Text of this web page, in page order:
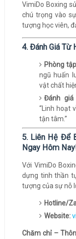
VimiDo Boxing
chú trọng vào
tượng học viên,
4. Đánh Giá Từ
Phòng
ngũ huấn
vật chất
Đánh giá
“Linh hoạt
tận tâm.”
5. Liên Hệ Để
Ngay Hôm
Với VimiDo
dựng tinh thần
tượng của sự nỗ
Hotline/
Website:
Chăm chỉ –